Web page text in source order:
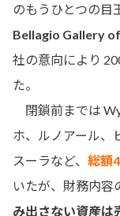
のもうひとつの目
Bellagio Gallery
社の意向により
た。
閉鎖前までは
ホ、ルノアール、
スーラなど、 総額
いたが、財務内容
み出さない資産は